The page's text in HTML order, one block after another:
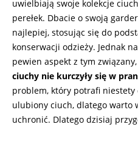
uwielbiają swoje kolekcje
perełek. Dbacie o swoją
najlepiej, stosując się do
konserwacji odzieży. Jednak
pewien aspekt z tym
ciuchy nie kurczyły się w
problem, który potrafi niestety
ulubiony ciuch, dlatego warto
uchronić. Dlatego dzisiaj